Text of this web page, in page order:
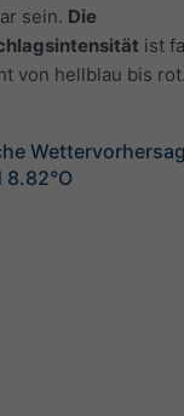
sein. Die
ist
von hellblau bis
8.82°O